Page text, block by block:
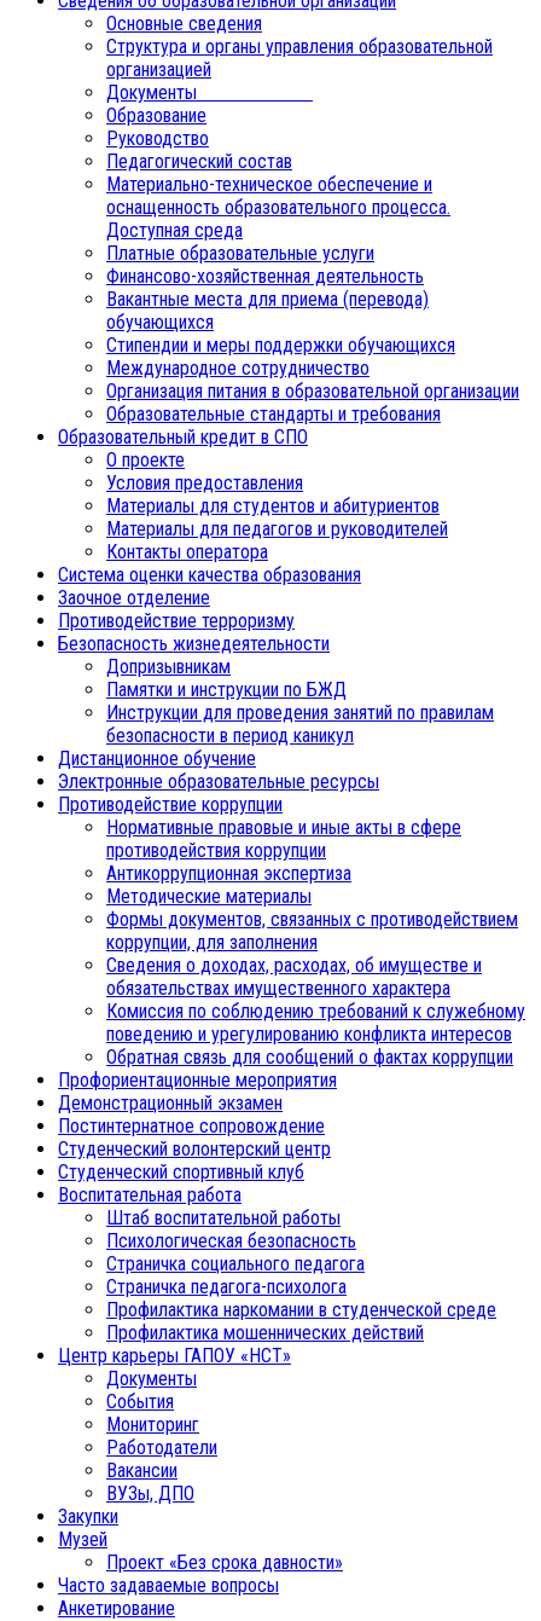
Основные сведения
Структура и органы управления образовательной
организацией
Документы
Образование
Руководство
Педагогический состав
Материально-техническое обеспечение и
оснащенность образовательного процесса.
Доступная среда
Платные образовательные услуги
Финансово-хозяйственная деятельность
Вакантные места для приема (перевода)
обучающихся
Стипендии и меры поддержки обучающихся
Международное сотрудничество
Организация питания в образовательной организации
Образовательные стандарты и требования
Образовательный кредит в СПО
О проекте
Условия предоставления
Материалы для студентов и абитуриентов
Материалы для педагогов и руководителей
Контакты оператора
Система оценки качества образования
Заочное отделение
Противодействие терроризму
Безопасность жизнедеятельности
Допризывникам
Памятки и инструкции по БЖД
Инструкции для проведения занятий по правилам
безопасности в период каникул
Дистанционное обучение
Электронные образовательные ресурсы
Противодействие коррупции
Нормативные правовые и иные акты в сфере
противодействия коррупции
Антикоррупционная экспертиза
Методические материалы
Формы документов, связанных с противодействием
коррупции, для заполнения
Сведения о доходах, расходах, об имуществе и
обязательствах имущественного характера
Комиссия по соблюдению требований к служебному
поведению и урегулированию конфликта интересов
Обратная связь для сообщений о фактах коррупции
Профориентационные мероприятия
Демонстрационный экзамен
Постинтернатное сопровождение
Студенческий волонтерский центр
Студенческий спортивный клуб
Воспитательная работа
Штаб воспитательной работы
Психологическая безопасность
Страничка социального педагога
Страничка педагога-психолога
Профилактика наркомании в студенческой среде
Профилактика мошеннических действий
Центр карьеры ГАПОУ «НСТ»
Документы
События
Мониторинг
Работодатели
Вакансии
ВУЗы, ДПО
Закупки
Музей
Проект «Без срока давности»
Часто задаваемые вопросы
Анкетирование